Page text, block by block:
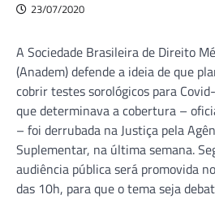
23/07/2020
A Sociedade Brasileira de Direito
(Anadem) defende a ideia de que
cobrir testes sorológicos para
que determinava a cobertura –
– foi derrubada na Justiça pela
Suplementar, na última semana.
audiência pública será promovida
das 10h, para que o tema seja